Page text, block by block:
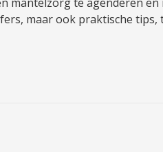
maar ook praktische tips,